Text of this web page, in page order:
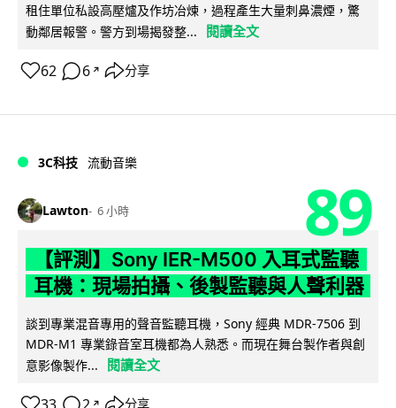
租住單位私設高壓爐及作坊冶煉，過程產生大量刺鼻濃煙，驚
動鄰居報警。警方到場揭發整...
閱讀全文
62 6 ↗ 分享
3C科技 流動音樂
Lawton 6 小時 89
【評測】Sony IER-M500 入耳式監聽
耳機：現場拍攝、後製監聽與人聲利器
談到專業混音專用的聲音監聽耳機，Sony 經典 MDR-7506 到
MDR-M1 專業錄音室耳機都為人熟悉。而現在舞台製作者與創
意影像製作...
閱讀全文
↗ 分享